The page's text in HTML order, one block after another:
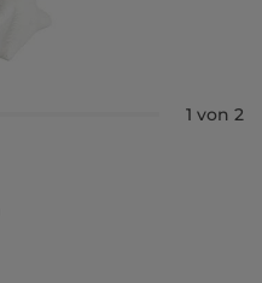
1 von 2